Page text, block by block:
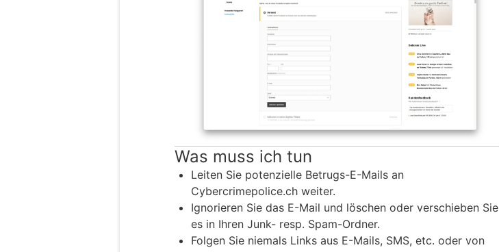
Was muss ich tun
Leiten Sie potenzielle Betrugs-E-Mails an
Cybercrimepolice.ch weiter.
Ignorieren Sie das E-Mail und löschen oder verschieben Sie
es in Ihren Junk- resp. Spam-Ordner.
Folgen Sie niemals Links aus E-Mails, SMS, etc. oder von